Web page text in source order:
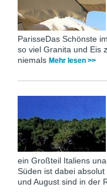
ParisseDas Schönste
so viel Granita und Eis
niemals Mehr lesen >>
ein Großteil Italiens
Süden ist dabei
und August sind in der